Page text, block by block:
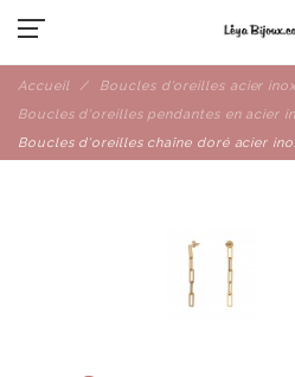
Accueil
Boucles d'oreilles acier
Boucles d'oreilles pendantes en acier
Boucles d'oreilles chaîne doré acier